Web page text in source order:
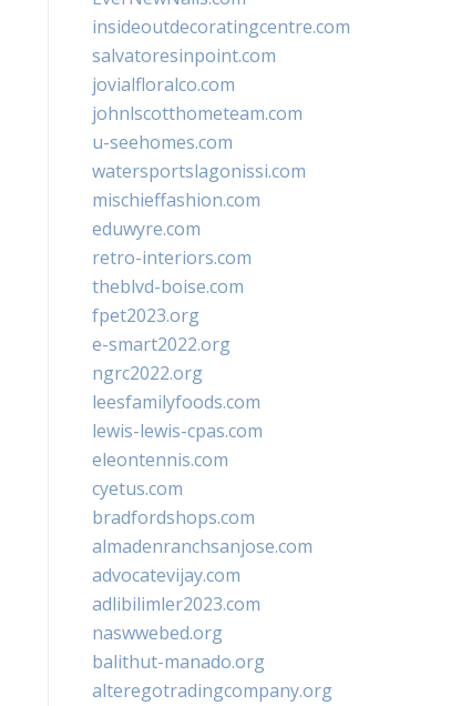
insideoutdecoratingcentre.com
salvatoresinpoint.com
jovialfloralco.com
johnlscotthometeam.com
u-seehomes.com
watersportslagonissi.com
mischieffashion.com
eduwyre.com
retro-interiors.com
theblvd-boise.com
fpet2023.org
e-smart2022.org
ngrc2022.org
leesfamilyfoods.com
lewis-lewis-cpas.com
eleontennis.com
cyetus.com
bradfordshops.com
almadenranchsanjose.com
advocatevijay.com
adlibilimler2023.com
naswwebed.org
balithut-manado.org
alteregotradingcompany.org